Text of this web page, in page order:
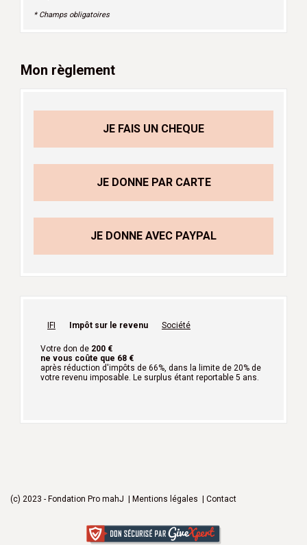
* Champs obligatoires
Mon règlement
JE FAIS UN CHEQUE
JE DONNE PAR CARTE
JE DONNE AVEC PAYPAL
IFI Impôt sur le revenu Société
Votre don de 200 €
ne vous coûte que 68 €
après réduction d'impôts de 66%, dans la limite de 20% de
votre revenu imposable. Le surplus étant reportable 5 ans.
(c) 2023 - Fondation Pro mahJ | Mentions légales | Contact